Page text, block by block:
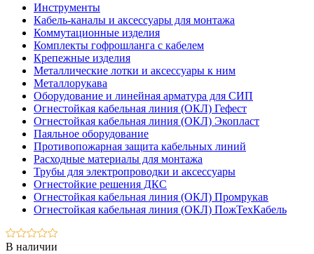
Инструменты
Кабель-каналы и аксессуары для монтажа
Коммутационные изделия
Комплекты гофрошланга с кабелем
Крепежные изделия
Металлические лотки и аксессуары к ним
Металлорукава
Оборудование и линейная арматура для СИП
Огнестойкая кабельная линия (ОКЛ) Гефест
Огнестойкая кабельная линия (ОКЛ) Экопласт
Паяльное оборудование
Противопожарная защита кабельных линий
Расходные материалы для монтажа
Трубы для электропроводки и аксессуары
Огнестойкие решения ДКС
Огнестойкая кабельная линия (ОКЛ) Промрукав
Огнестойкая кабельная линия (ОКЛ) ПожТехКабель
В наличии